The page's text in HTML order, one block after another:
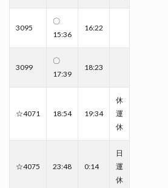
3095
〇
15:36
16:22
3099
〇
17:39
18:23
☆4071 18:54 19:34
休
運
休
☆4075 23:48 0:14
日
運
休